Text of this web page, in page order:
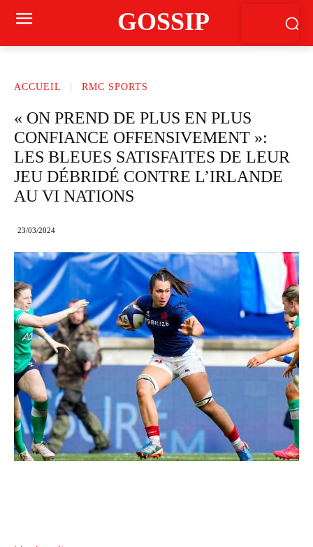
GOSSIP
ACCUEIL RMC SPORTS
« ON PREND DE PLUS EN PLUS
CONFIANCE OFFENSIVEMENT »:
LES BLEUES SATISFAITES DE LEUR
JEU DÉBRIDÉ CONTRE L’IRLANDE
AU VI NATIONS
23/03/2024